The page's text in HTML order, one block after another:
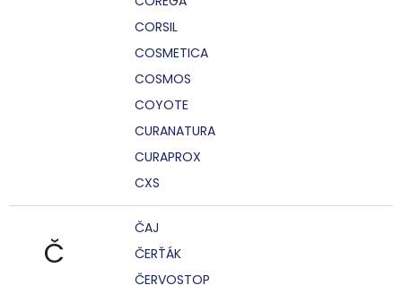
CORSIL
COSMETICA
COSMOS
COYOTE
CURANATURA
CURAPROX
CXS
Č
ČAJ
ČERŤÁK
ČERVOSTOP